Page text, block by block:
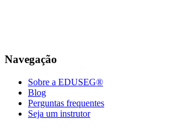
Navegação
Sobre a EDUSEG®
Blog
Perguntas frequentes
Seja um instrutor